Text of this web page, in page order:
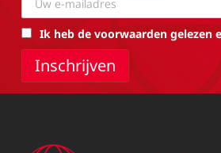
Ik heb de voorwaarden gelezen